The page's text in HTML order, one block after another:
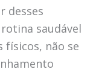
desses
saudável
físicos, não se